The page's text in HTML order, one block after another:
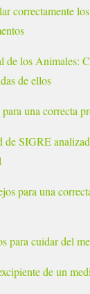
correctamente
de los Animales:
de ellos
para una correcta
de SIGRE
para una
para cuidar del
de un